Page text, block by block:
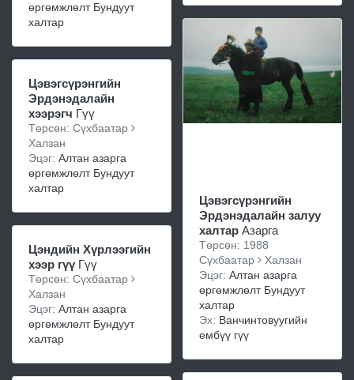
өргөмжлөлт Бундуут
халтар
Цэвэгсүрэнгийн
Эрдэнэдалайн
хээрэгч Гүү
Төрсөн: Сүхбаатар
Халзан
Эцэг: Алтан азарга
өргөмжлөлт Бундуут
халтар
Цэндийн Хүрлээгийн
хээр гүү Гүү
Төрсөн: Сүхбаатар
Халзан
Эцэг: Алтан азарга
өргөмжлөлт Бундуут
халтар
Цэвэгсүрэнгийн
Эрдэнэдалайн залуу
халтар Азарга
Төрсөн: 1988
Сүхбаатар
Халзан
Эцэг: Алтан азарга
өргөмжлөлт Бундуут
халтар
Эх: Ванчинтовуугийн
ембүү гүү